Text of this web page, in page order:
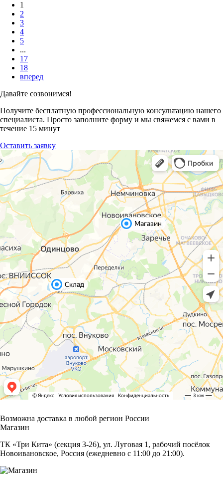
1
2
3
4
5
...
17
18
вперед
Давайте созвонимся!
Получите бесплатную профессиональную консультацию нашего
специалиста. Просто заполните форму и мы свяжемся с вами в
течение 15 минут
Оставить заявку
Возможна доставка в любой регион России
Магазин
ТК «Три Кита» (секция 3-26), ул. Луговая 1, рабочий посёлок
Новоивановское, Россия (ежедневно с 11:00 до 21:00).